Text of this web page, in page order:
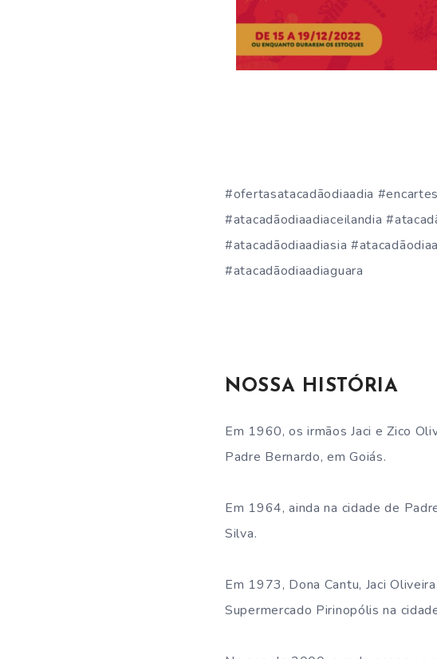
#ofertasatacadãodiaadia
#atacadãodiaadiaceilandia
#atacadãodiaadiasia
#atacadãodiaadiaguara
NOSSA HISTÓRIA
Em 1960, os irmãos Jaci e Zico
Padre Bernardo, em Goiás.
Em 1964, ainda na cidade de
Silva.
Em 1973, Dona Cantu, Jaci
Supermercado Pirinopólis na